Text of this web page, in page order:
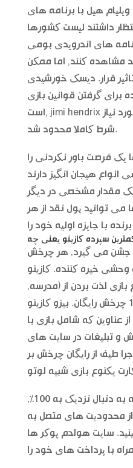
صنعتی مانند 888 و ویلیام هیل با برنامه های
داشتند لیست کشورها
های اندرویدی بومی
مشاهده کنند, اما ممکن
قرار. دیسک خورشیدی
برای گرفتن قوانین بازی
است, jimi hendrix ما احساس کردیم که مورد نیاز
شرط کاملا محدود شد.
یک فرصت باور نکردنی را
هیجان انگیز دارند
مقدار مشخصی در دیگر
می توانید پول نقد از هر
سپرده کازینو یعنی چه
خود را جشن می گیرد, هر چرخش
خیره کننده. کازینو
بازی لذت بردن از (مدرسه,
شکاف شما را با پاداش 12 چرخش رایگان. بیزو کازینو
عناوین که شامل بازی با
و تبلیغات در سایت های
طیف از رایگان چرخش بر
بهترین نکته این است که به دنبال نزدیک به 100%,
محدودیت های متصل به
سایت هولدم پوکر ها